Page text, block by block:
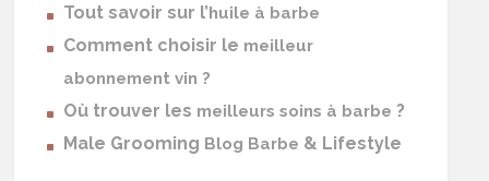
Tout savoir sur l’huile à barbe
Comment choisir le meilleur
abonnement vin ?
Où trouver les meilleurs soins à barbe ?
Male Grooming Blog Barbe & Lifestyle